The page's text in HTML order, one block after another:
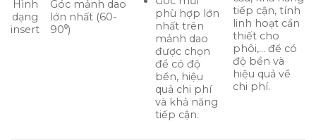
Hình
dạng
insert
Góc mảnh dao
lớn nhất (60-
90⁰)
phù hợp lớn
nhất trên
mảnh dao
được chọn
để có độ
bền, hiệu
quả chi phí
và khả năng
tiếp cận.
tiếp cận, tính
linh hoạt cần
thiết cho
phôi,… để có
độ bền và
hiệu quả về
chi phí.